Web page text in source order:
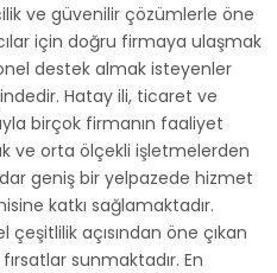
ve güvenilir çözümlerle öne
için doğru firmaya ulaşmak
destek almak isteyenler
Hatay ili, ticaret ve
birçok firmanın faaliyet
ve orta ölçekli işletmelerden
geniş bir yelpazede hizmet
katkı sağlamaktadır.
açısından öne çıkan
sunmaktadır. En